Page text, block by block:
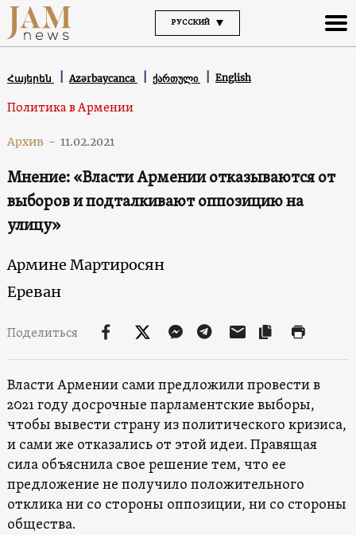
РУССКИЙ
Հայերեն Azərbaycanca ქართული English
Политика в Армении
Архив - 11.02.2021
Мнение: «Власти Армении отказываются от
выборов и подталкивают оппозицию на
улицу»
Армине Мартиросян
Ереван
Поделиться
Власти Армении сами предложили провести в
2021 году досрочные парламентские выборы,
чтобы вывести страну из политического кризиса,
и сами же отказались от этой идеи. Правящая
сила объяснила свое решение тем, что ее
предложение не получило положительного
отклика ни со стороны оппозиции, ни со стороны
общества.